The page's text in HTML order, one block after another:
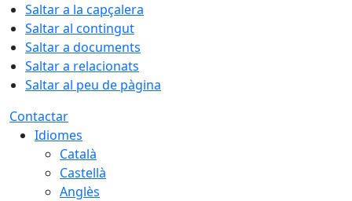
Saltar a la capçalera
Saltar al contingut
Saltar a documents
Saltar a relacionats
Saltar al peu de pàgina
Contactar
Idiomes
Català
Castellà
Anglès